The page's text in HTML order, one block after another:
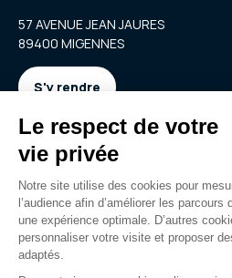
57 AVENUE JEAN JAURES
89400 MIGENNES
S'y rendre
Nous contacter
anthossa@live.fr
03 86 19 38 49